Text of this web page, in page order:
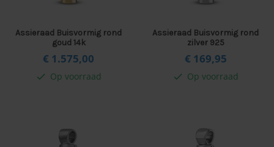
Assieraad Buisvormig rond
goud 14k
€ 1.575,00
check Op voorraad
Assieraad Buisvormig rond
zilver 925
€ 169,95
check Op voorraad